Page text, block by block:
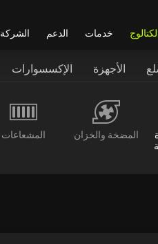
خدمات الدعم الشركة
الأجهزة الإكسسوارات
المضخة والخزان المشعاعات